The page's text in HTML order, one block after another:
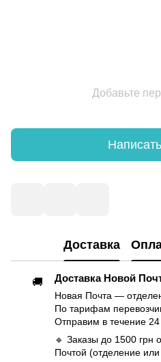
Добавьте
Доставка
🚚 Доставка Новой
Новая Почта —
По тарифам
Отправим в течение
🔹 Заказы до 1500 грн
Почтой (отделение